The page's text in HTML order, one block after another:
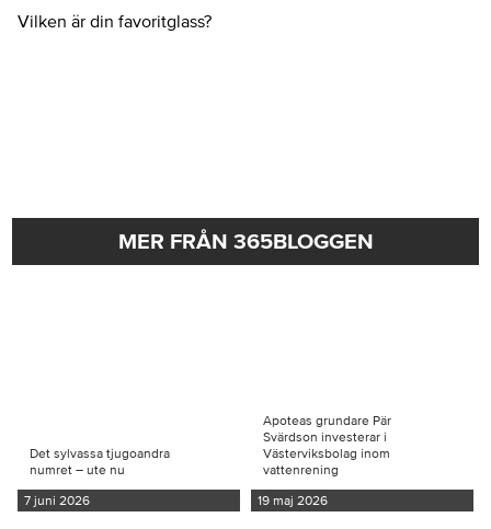
Vilken är din favoritglass?
MER FRÅN 365BLOGGEN
Det sylvassa tjugoandra
numret – ute nu
7 juni 2026
Apoteas grundare Pär
Svärdson investerar i
Västerviksbolag inom
vattenrening
19 maj 2026